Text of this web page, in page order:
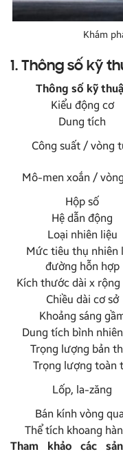
Khám
1. Thông số kỹ
Thông số kỹ
Kiểu động cơ
Dung tích
Công suất / vòng
Mô-men xoắn /
Hộp số
Hệ dẫn động
Loại nhiên liệu
Mức tiêu thụ nhiên
đường hỗn hợp
Kích thước dài x rộng
Chiều dài cơ sở
Khoảng sáng
Dung tích bình
Trọng lượng bản
Trọng lượng toàn
Lốp, la-zăng
Bán kính vòng
Thể tích khoang
Tham khảo các